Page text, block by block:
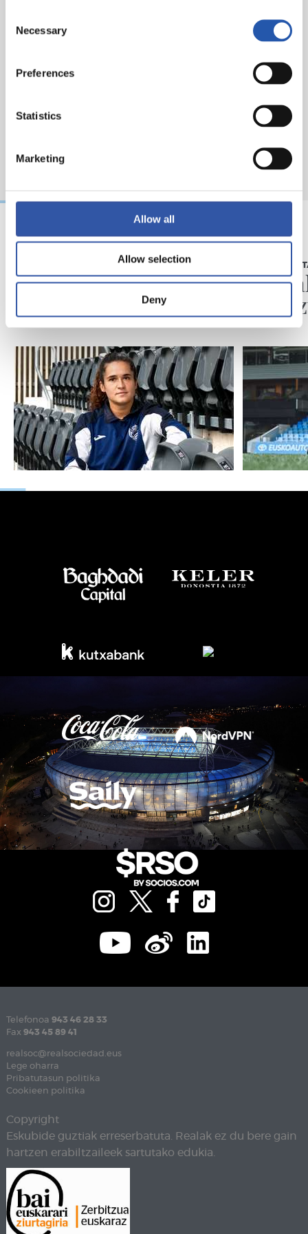
Selection
Necessary
Preferences
Statistics
Marketing
Allow all
Allow selection
Deny
Erronka berriarekiko
du
Telefonoa 943 46 28 33
Fax 943 45 89 41
realsoc@realsociedad.eus
Lege oharra
Pribatutasun politika
Cookieen politika
Copyright
Eskubide guztiak erreserbatuta. Realak ez du bere gain
hartzen erabiltzaileek sartutako edukia.